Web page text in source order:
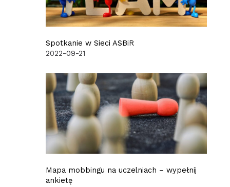
Spotkanie w Sieci ASBiR
2022-09-21
Mapa mobbingu na uczelniach – wypełnij
ankietę